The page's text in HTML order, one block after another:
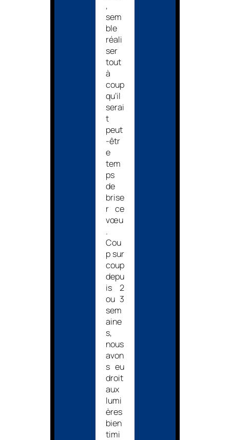
,
sem
ble
réali
ser
tout
à
coup
qu’il
serai
t
peut
-êtr
e
tem
ps
de
brise
r ce
vœu
.
Cou
p sur
coup
depu
is 2
ou 3
sem
aine
s,
nous
avon
s eu
droit
aux
lumi
ères
bien
timi